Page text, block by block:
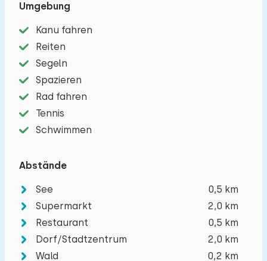
Reisegesellschaft
Die maximal zulässige Personenzahl in Häuser
zusätzliche Babys mitbringen (2).
Anzahl der Erwachsene +
Anzahl der Kinder +
Umgebung
Kanu fahren
Reiten
Segeln
Spazieren
Rad fahren
Tennis
Schwimmen
Abstände
See
0,5 km
Supermarkt
2,0 km
Restaurant
0,5 km
Dorf/Stadtzentrum
2,0 km
Wald
0,2 km